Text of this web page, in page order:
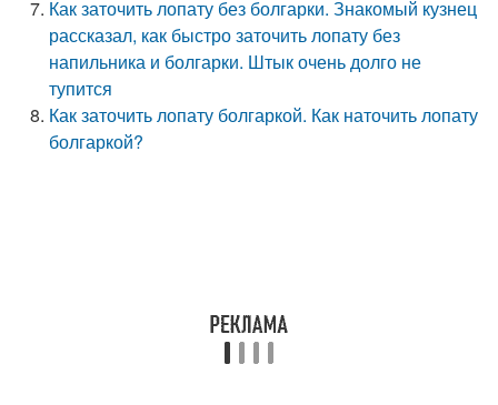
Как заточить лопату без болгарки. Знакомый кузнец
рассказал, как быстро заточить лопату без
напильника и болгарки. Штык очень долго не
тупится
Как заточить лопату болгаркой. Как наточить лопату
болгаркой?